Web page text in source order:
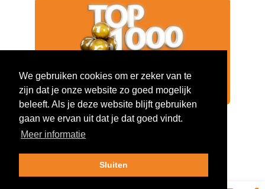
Jaargang 2025 769
Jaargang 2024
674
We gebruiken cookies om er zeker van te
zijn dat je onze website zo goed mogelijk
beleeft. Als je deze website blijft gebruiken
gaan we ervan uit dat je dat goed vindt.
Meer informatie
Sluiten